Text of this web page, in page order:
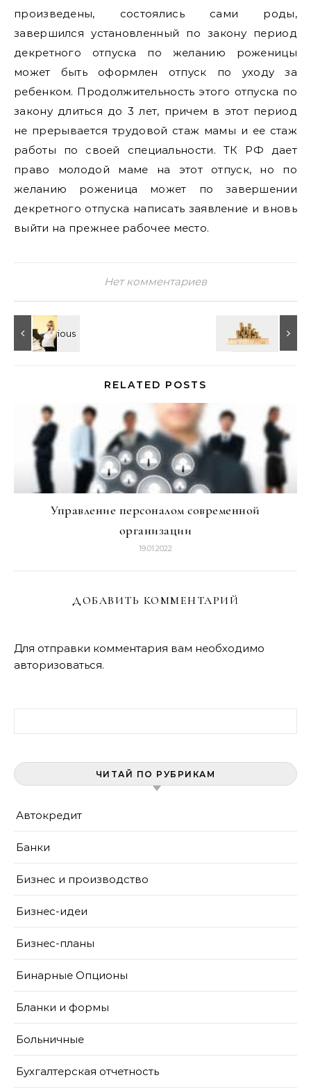
произведены, состоялись сами роды,
завершился установленный по закону период
декретного отпуска по желанию роженицы
может быть оформлен отпуск по уходу за
ребенком. Продолжительность этого отпуска по
закону длиться до 3 лет, причем в этот период
не прерывается трудовой стаж мамы и ее стаж
работы по своей специальности. ТК РФ дает
право молодой маме на этот отпуск, но по
желанию роженица может по завершении
декретного отпуска написать заявление и вновь
выйти на прежнее рабочее место.
Нет комментариев
RELATED POSTS
Управление персоналом современной
организации
19.01.2022
ДОБАВИТЬ КОММЕНТАРИЙ
Для отправки комментария вам необходимо
авторизоваться.
ЧИТАЙ ПО РУБРИКАМ
Автокредит
Банки
Бизнес и производство
Бизнес-идеи
Бизнес-планы
Бинарные Опционы
Бланки и формы
Больничные
Бухгалтерская отчетность